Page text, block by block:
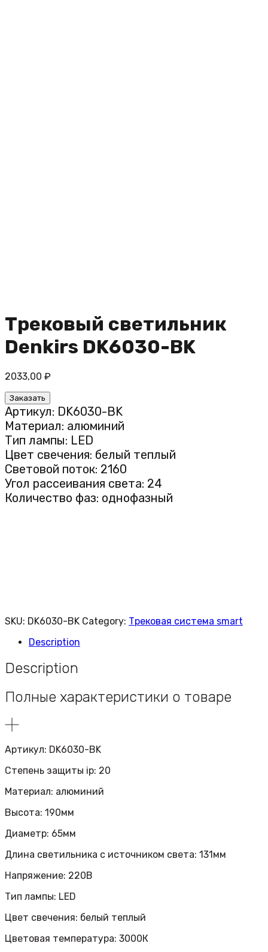
Трековый светильник
Denkirs DK6030-BK
2033,00 ₽
Заказать
Артикул: DK6030-BK
Материал: алюминий
Тип лампы: LED
Цвет свечения: белый теплый
Световой поток: 2160
Угол рассеивания света: 24
Количество фаз: однофазный
SKU: DK6030-BK Category: Трековая система smart
Description
Description
Полные характеристики о товаре
Артикул: DK6030-BK
Степень защиты ip: 20
Материал: алюминий
Высота: 190мм
Диаметр: 65мм
Длина светильника с источником света: 131мм
Напряжение: 220В
Тип лампы: LED
Цвет свечения: белый теплый
Цветовая температура: 3000К